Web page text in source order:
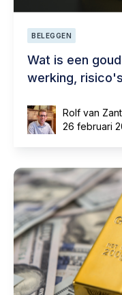
BELEGGEN
Wat is een
werking,
Rolf van
26 februari